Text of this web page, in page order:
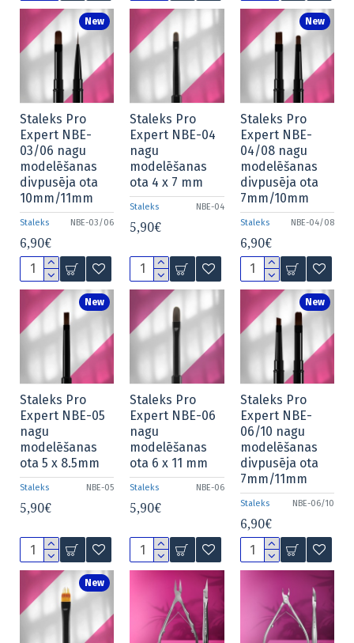
New
Staleks NBE-03/06
Staleks Pro
Expert NBE-
03/06 nagu
modelēšanas
divpusēja ota
10mm/11mm
6,90€
Staleks NBE-04
Staleks Pro
Expert NBE-04
nagu
modelēšanas
ota 4 x 7 mm
5,90€
New
Staleks NBE-04/08
Staleks Pro
Expert NBE-
04/08 nagu
modelēšanas
divpusēja ota
7mm/10mm
6,90€
New
Staleks NBE-05
Staleks Pro
Expert NBE-05
nagu
modelēšanas
ota 5 x 8.5mm
5,90€
Staleks NBE-06
Staleks Pro
Expert NBE-06
nagu
modelēšanas
ota 6 x 11 mm
5,90€
New
Staleks NBE-06/10
Staleks Pro
Expert NBE-
06/10 nagu
modelēšanas
divpusēja ota
7mm/11mm
6,90€
New